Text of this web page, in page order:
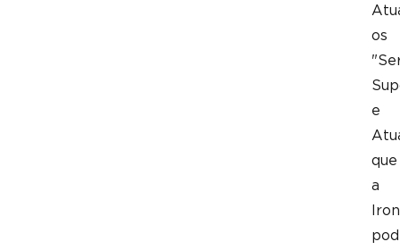
os
e
que
a
Iron